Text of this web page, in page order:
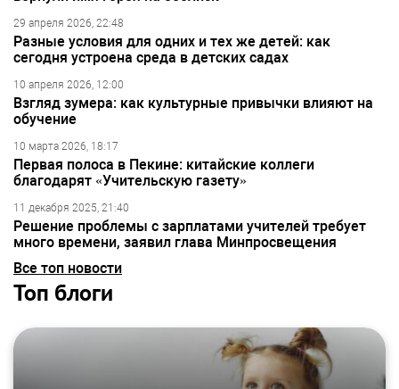
29 апреля 2026, 22:48
Разные условия для одних и тех же детей: как
сегодня устроена среда в детских садах
10 апреля 2026, 12:00
Взгляд зумера: как культурные привычки влияют на
обучение
10 марта 2026, 18:17
Первая полоса в Пекине: китайские коллеги
благодарят «Учительскую газету»
11 декабря 2025, 21:40
Решение проблемы с зарплатами учителей требует
много времени, заявил глава Минпросвещения
Все топ новости
Топ блоги